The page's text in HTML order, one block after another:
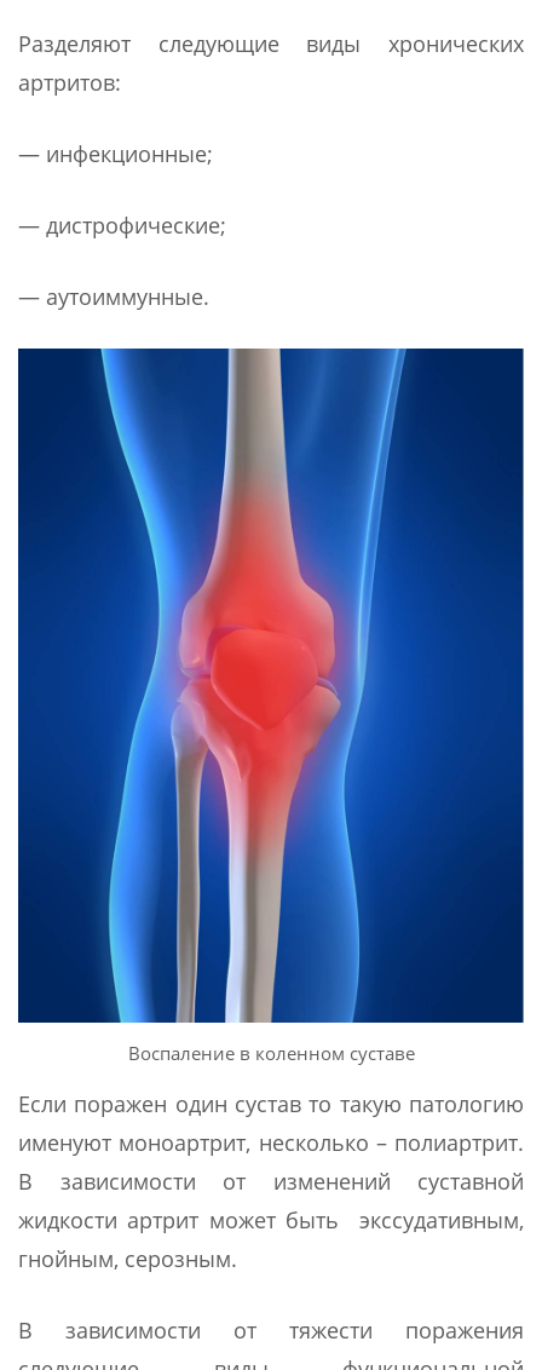
Разделяют следующие виды хронических
артритов:
— инфекционные;
— дистрофические;
— аутоиммунные.
Воспаление в коленном суставе
Если поражен один сустав то такую патологию
именуют моноартрит, несколько – полиартрит.
В зависимости от изменений суставной
жидкости артрит может быть экссудативным,
гнойным, серозным.
В зависимости от тяжести поражения